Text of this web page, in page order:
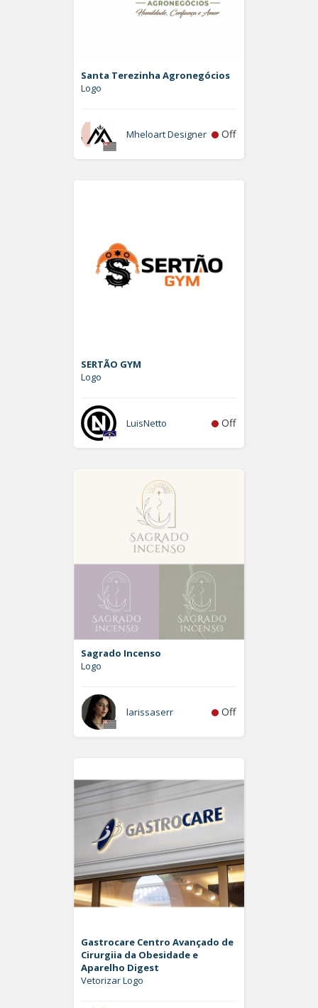
Santa Terezinha Agronegócios
Logo
Mheloart Designer Off
SERTÃO GYM
Logo
LuisNetto Off
Sagrado Incenso
Logo
larissaserr Off
Gastrocare Centro Avançado de
Cirurgiia da Obesidade e
Aparelho Digest
Vetorizar Logo